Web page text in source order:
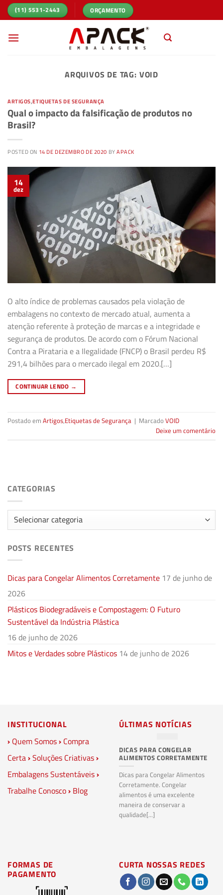
Skip
to
(11) 5531-2443 ORÇAMENTO
ARQUIVOS DE TAG: VOID
ARTIGOS,ETIQUETAS DE SEGURANÇA
Qual o impacto da falsificação de produtos no
Brasil?
POSTED ON 14 DE DEZEMBRO DE 2020 BYAPACK
14
dez
O alto índice de problemas causados pela violação de
embalagens no contexto de mercado atual, aumenta a
atenção referente à proteção de marcas e a integridade e
segurança de produtos. De acordo com o Fórum Nacional
Contra a Pirataria e a Ilegalidade (FNCP) o Brasil perdeu R$
291,4 bilhões para o mercado ilegal em 2020.[…]
CONTINUAR LENDO →
Postado em Artigos,Etiquetas de Segurança | MarcadoVOID
Deixe um comentário
CATEGORIAS
Categorias
POSTS RECENTES
Dicas para Congelar Alimentos Corretamente 17 de junho de
2026
Plásticos Biodegradáveis e Compostagem: O Futuro
Sustentável da Indústria Plástica
16 de junho de 2026
Mitos e Verdades sobre Plásticos 14 de junho de 2026
INSTITUCIONAL
› Quem Somos› Compra
Certa›Soluções Criativas›
Embalagens Sustentáveis›
Trabalhe Conosco› Blog
ÚLTIMAS NOTÍCIAS
DICAS PARA CONGELAR
ALIMENTOS CORRETAMENTE
Dicas para Congelar Alimentos
Corretamente. Congelar
alimentos é uma excelente
maneira de conservar a
qualidade[...]
FORMAS DE
PAGAMENTO
CURTA NOSSAS REDES